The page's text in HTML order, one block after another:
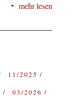
mehr lesen
11/2025
03/2026